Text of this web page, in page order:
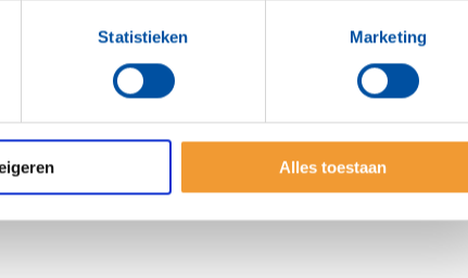
Statistieken Marketing
Alles toestaan
Clubs zoeken